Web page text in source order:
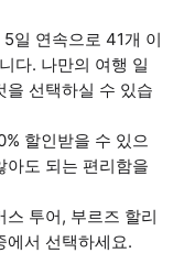
일 연속으로 41개 이
다. 나만의 여행 일
을 선택하실 수 있습
할인받을 수 있으
아도 되는 편리함을
투어, 부르즈 할리
에서 선택하세요.